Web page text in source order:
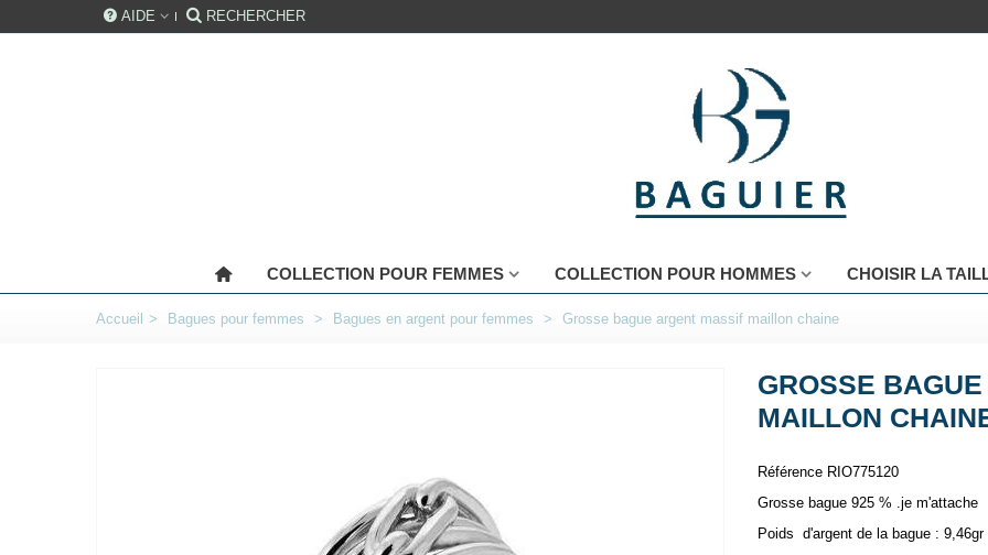
AIDE RECHERCHER
COLLECTION POUR FEMMES COLLECTION POUR HOMMES CHOISIR LA
Accueil > Bagues pour femmes > Bagues en argent pour femmes > Grosse bague argent massif maillon chaine
GROSSE
MAILLON
Référence RIO775120
Grosse bague 925 % .je m'attache
Poids d'argent de la bague : 9,46gr